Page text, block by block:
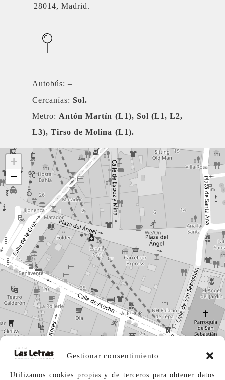
Gestionar consentimiento
Utilizamos cookies propias y de terceros para obtener datos
28014, Madrid.
Autobús: –
Cercanías: Sol.
Metro: Antón Martín (L1), Sol (L1, L2,
L3), Tirso de Molina (L1).
+
−